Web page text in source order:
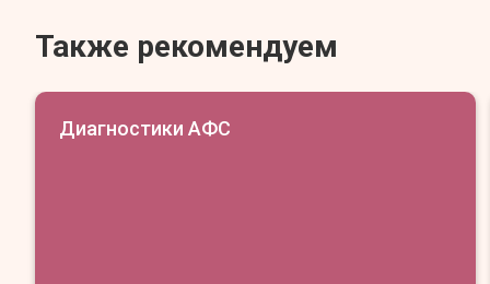
Также рекомендуем
Диагностики АФС